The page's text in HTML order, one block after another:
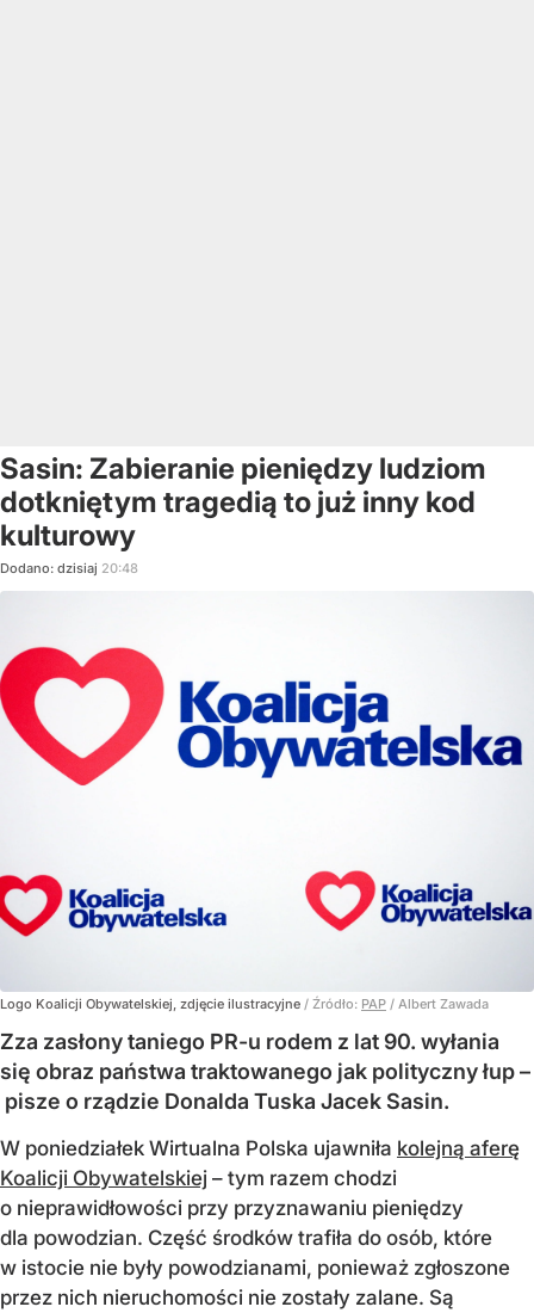
Sasin: Zabieranie pieniędzy ludziom
dotkniętym tragedią to już inny kod
kulturowy
Dodano: dzisiaj 20:48
Logo Koalicji Obywatelskiej, zdjęcie ilustracyjne / Źródło: PAP / Albert Zawada
Zza zasłony taniego PR-u rodem z lat 90. wyłania
się obraz państwa traktowanego jak polityczny łup –
pisze o rządzie Donalda Tuska Jacek Sasin.
W poniedziałek Wirtualna Polska ujawniła kolejną aferę
Koalicji Obywatelskiej – tym razem chodzi
o nieprawidłowości przy przyznawaniu pieniędzy
dla powodzian. Część środków trafiła do osób, które
w istocie nie były powodzianami, ponieważ zgłoszone
przez nich nieruchomości nie zostały zalane. Są